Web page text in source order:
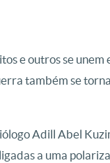
e outros se unem
também se
Adill Abel
a uma